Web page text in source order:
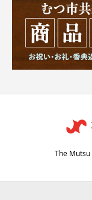
The